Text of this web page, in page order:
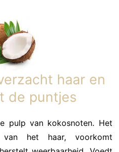
haar en
de puntjes
pulp van kokosnoten. Het
het haar, voorkomt